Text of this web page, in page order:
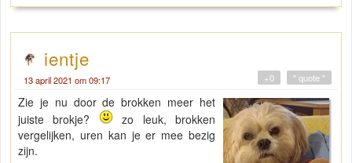
ientje
13 april 2021 om 09:17 " quote "
+0
Zie je nu door de brokken meer het
juiste brokje?
zo leuk, brokken
vergelijken, uren kan je er mee bezig
zijn.